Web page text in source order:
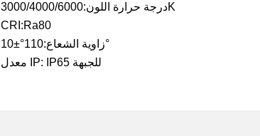
درجة حرارة اللون:3000/4000/6000K
CRI:Ra80
زاوية الشعاع:110°±10°
معدل IP: IP65 للجبهة